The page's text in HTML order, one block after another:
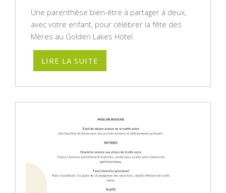
Une parenthèse bien-être à partager à deux,
avec votre enfant, pour célébrer la fête des
Mères au Golden Lakes Hotel.
LIRE LA SUITE